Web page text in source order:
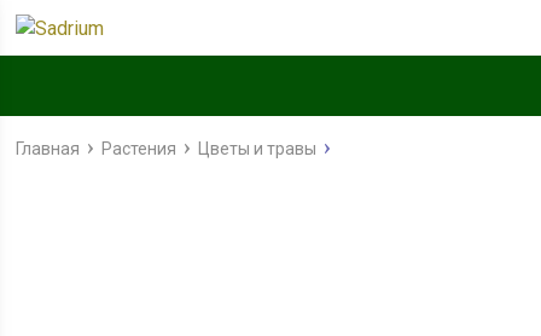
Главная Растения Цветы и травы